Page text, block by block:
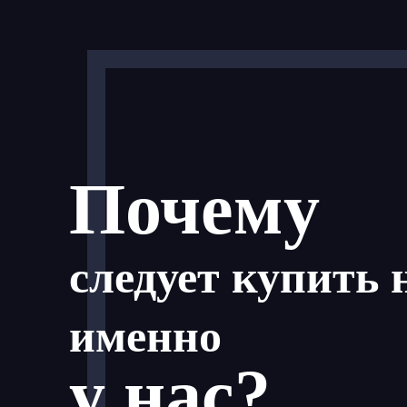
Почему
следует купить
именно